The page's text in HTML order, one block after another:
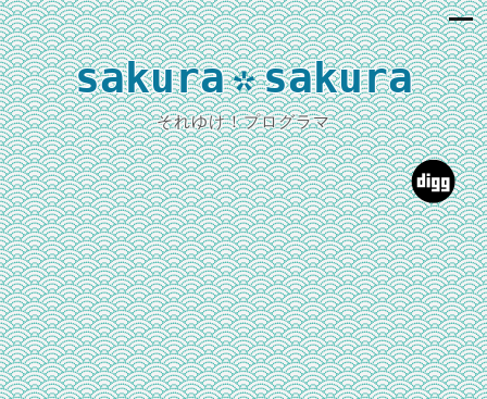
sakura*sakura
それゆけ！プログラマ